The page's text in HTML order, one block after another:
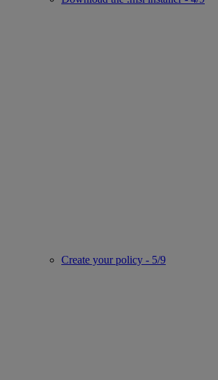
Create your policy - 5/9